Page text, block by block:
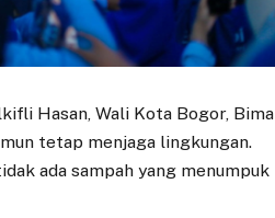
Hasan, Wali Kota Bogor, Bima
tetap menjaga lingkungan.
ada sampah yang menumpuk